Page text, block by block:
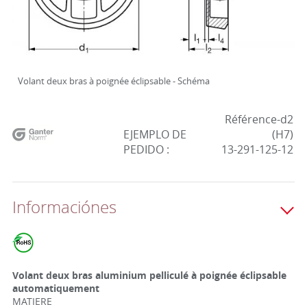
Volant deux bras à poignée éclipsable - Schéma
EJEMPLO DE
PEDIDO :
Référence-d2
(H7)
13-291-125-12
Informaciónes
Volant deux bras aluminium pelliculé à poignée éclipsable
automatiquement
MATIERE